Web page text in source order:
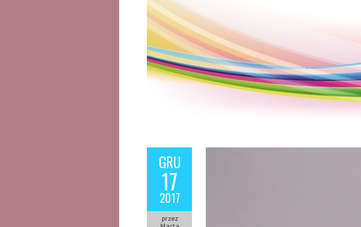
GRU
17
2017
przez